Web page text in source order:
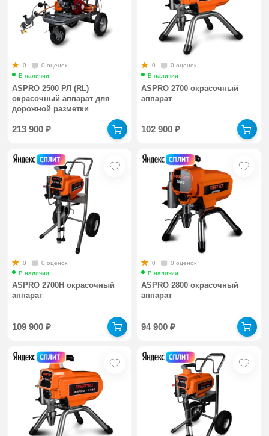
0
0 оценок
В наличии
ASPRO 2500 РЛ (RL)
окрасочный аппарат для
дорожной разметки
213 900₽
0
0 оценок
В наличии
ASPRO 2700 окрасочный
аппарат
102 900₽
0
0 оценок
В наличии
ASPRO 2700H окрасочный
аппарат
109 900₽
0
0 оценок
В наличии
ASPRO 2800 окрасочный
аппарат
94 900₽